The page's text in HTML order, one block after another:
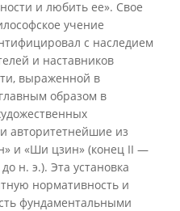
и любить ее». Свое
учение
с наследием
и наставников
выраженной в
образом в
авторитетнейшие из
и «Ши цзин» (конец II —
н. э.). Эта установка
нормативность и
фундаментальными